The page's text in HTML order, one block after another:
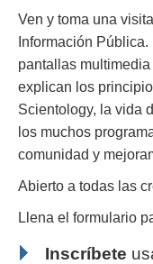
Ven y toma una
Información
pantallas
explican los
Scientology, la vida
los muchos
comunidad y
Abierto a todas las
Llena el formulario
Inscríbete